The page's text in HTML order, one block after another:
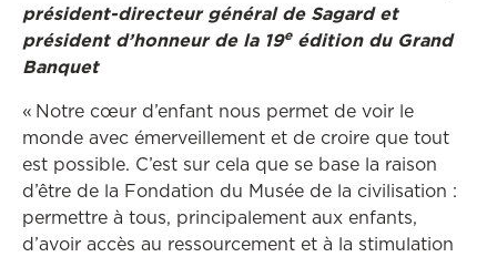
président-directeur général de Sagard et
président d’honneur de la 19eédition du Grand
Banquet
« Notre cœur d’enfant nous permet de voir le
monde avec émerveillement et de croire que tout
est possible. C’est sur cela que se base la raison
d’être de la Fondation du Musée de la civilisation :
permettre à tous, principalement aux enfants,
d’avoir accès au ressourcement et à la stimulation